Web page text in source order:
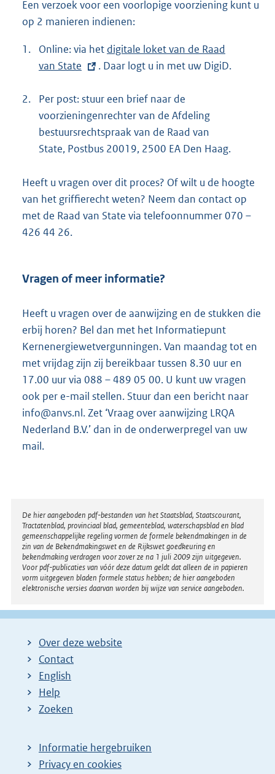
Een verzoek voor een voorlopige voorziening kunt u
op 2 manieren indienen:
1. Online: via het E
x
e
r
n
e
i
n
k
digitale loket van de Raad
van State
. Daar logt u in met uw DigiD.
2.
Per post: stuur een brief naar de
voorzieningenrechter van de Afdeling
bestuursrechtspraak van de Raad van
State, Postbus 20019, 2500 EA Den Haag.
Heeft u vragen over dit proces? Of wilt u de hoogte
van het griffierecht weten? Neem dan contact op
met de Raad van State via telefoonnummer 070 –
426 44 26.
Vragen of meer informatie?
Heeft u vragen over de aanwijzing en de stukken die
erbij horen? Bel dan met het Informatiepunt
Kernenergiewetvergunningen. Van maandag tot en
met vrijdag zijn zij bereikbaar tussen 8.30 uur en
17.00 uur via 088 – 489 05 00. U kunt uw vragen
ook per e-mail stellen. Stuur dan een bericht naar
info@anvs.nl. Zet ‘Vraag over aanwijzing LRQA
Nederland B.V.’ dan in de onderwerpregel van uw
mail.
Disclaimer
De hier aangeboden pdf-bestanden van het Staatsblad, Staatscourant,
Tractatenblad, provinciaal blad, gemeenteblad, waterschapsblad en blad
gemeenschappelijke regeling vormen de formele bekendmakingen in de
zin van de Bekendmakingswet en de Rijkswet goedkeuring en
bekendmaking verdragen voor zover ze na 1 juli 2009 zijn uitgegeven.
Voor pdf-publicaties van vóór deze datum geldt dat alleen de in papieren
vorm uitgegeven bladen formele status hebben; de hier aangeboden
elektronische versies daarvan worden bij wijze van service aangeboden.
Over deze website
Contact
English
Help
Zoeken
Informatie hergebruiken
Privacy en cookies